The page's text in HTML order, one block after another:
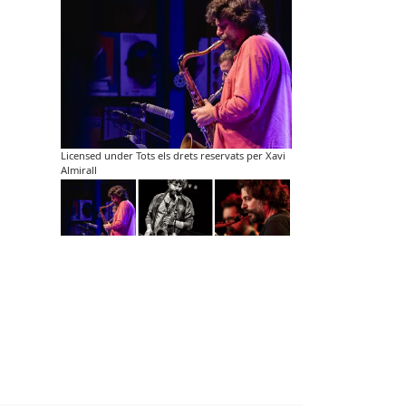
Licensed under Tots els drets reservats per Xavi
Almirall